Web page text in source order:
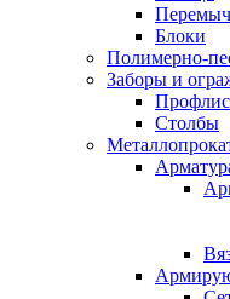
Блоки
Полимерно-
Заборы и
Столбы